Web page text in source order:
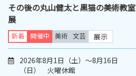
その後の丸山健太と黒猫の美術教室
展
新着 開催中 美術 文芸 展示
2026年8月1日（土）～8月16日
（日） 火曜休館